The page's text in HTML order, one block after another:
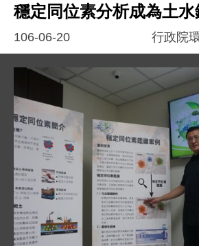
穩定同位素分析成為土
106-06-20